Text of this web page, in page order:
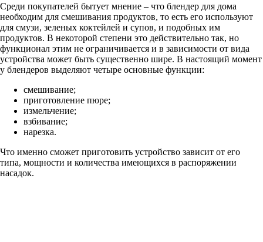
Среди покупателей бытует мнение – что блендер для дома
необходим для смешивания продуктов, то есть его используют
для смузи, зеленых коктейлей и супов, и подобных им
продуктов. В некоторой степени это действительно так, но
функционал этим не ограничивается и в зависимости от вида
устройства может быть существенно шире. В настоящий момент
у блендеров выделяют четыре основные функции:
смешивание;
приготовление пюре;
измельчение;
взбивание;
нарезка.
Что именно сможет приготовить устройство зависит от его
типа, мощности и количества имеющихся в распоряжении
насадок.